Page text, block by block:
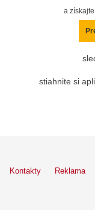
a
stiahnite si
Kontakty Reklama